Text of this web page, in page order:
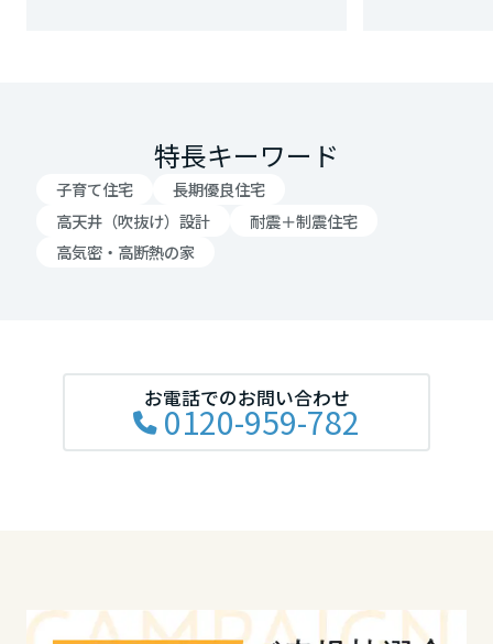
特長キーワード
子育て住宅
長期優良住宅
高天井（吹抜け）設計
耐震＋制震住宅
高気密・高断熱の家
お電話でのお問い合わせ
0120-959-782
広島県